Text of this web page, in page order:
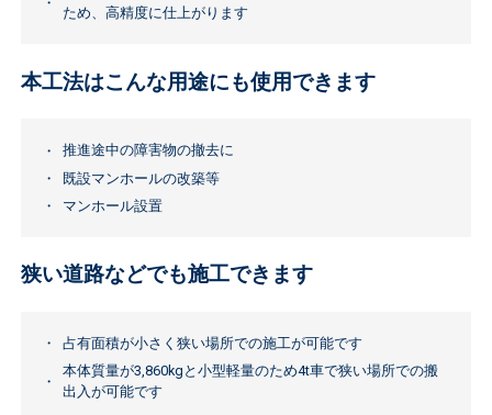
ため、高精度に仕上がります
本工法はこんな用途にも使用できます
推進途中の障害物の撤去に
既設マンホールの改築等
マンホール設置
狭い道路などでも施工できます
占有面積が小さく狭い場所での施工が可能です
本体質量が3,860kgと小型軽量のため4t車で狭い場所での搬
出入が可能です